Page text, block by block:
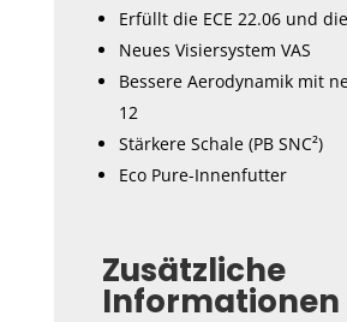
Erfüllt die ECE 22.06 und
Neues Visiersystem VAS
Bessere Aerodynamik mit
12
Stärkere Schale (PB SNC²)
Eco Pure-Innenfutter
Zusätzliche
Informationen